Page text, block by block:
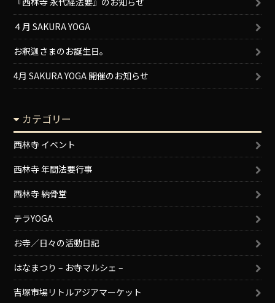
４月 SAKURA YOGA
お釈迦さまのお誕生日。
4月 SAKURA YOGA 開催のお知らせ
カテゴリー
西林寺 イベント
西林寺 年間法要行事
西林寺 納骨堂
テラYOGA
お寺／日々の活動日記
はなまつり – お寺マルシェ –
吉塚市場リトルアジアマーケット